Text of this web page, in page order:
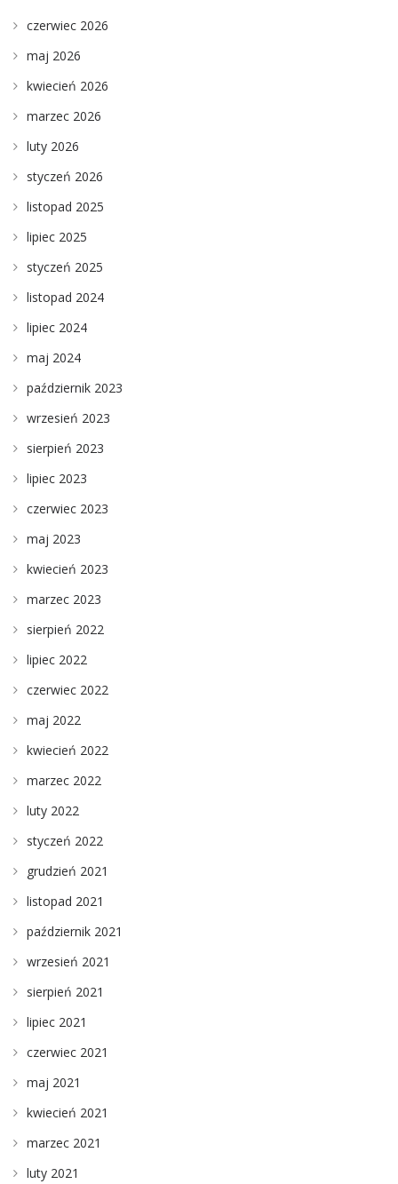
czerwiec 2026
maj 2026
kwiecień 2026
marzec 2026
luty 2026
styczeń 2026
listopad 2025
lipiec 2025
styczeń 2025
listopad 2024
lipiec 2024
maj 2024
październik 2023
wrzesień 2023
sierpień 2023
lipiec 2023
czerwiec 2023
maj 2023
kwiecień 2023
marzec 2023
sierpień 2022
lipiec 2022
czerwiec 2022
maj 2022
kwiecień 2022
marzec 2022
luty 2022
styczeń 2022
grudzień 2021
listopad 2021
październik 2021
wrzesień 2021
sierpień 2021
lipiec 2021
czerwiec 2021
maj 2021
kwiecień 2021
marzec 2021
luty 2021